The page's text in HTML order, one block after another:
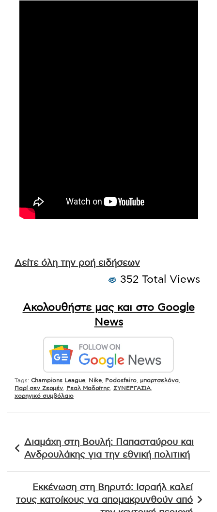
Δείτε όλη την ροή ειδήσεων
352 Total Views
Ακολουθήστε μας και στο Google
News
Tags: Champions League Nike Podosfairo μπαρτσελόνα
Παρί σεν Ζερμέν
Ρεαλ Μαδρίτης ΣΥΝΕΡΓΑΣΙΑ
χορηγικό συμβόλαιο
άρθρων
Διαμάχη στη Βουλή: Παπασταύρου και
Ανδρουλάκης για την εθνική πολιτική
Εκκένωση στη Βηρυτό: Ισραήλ καλεί
τους κατοίκους να απομακρυνθούν από